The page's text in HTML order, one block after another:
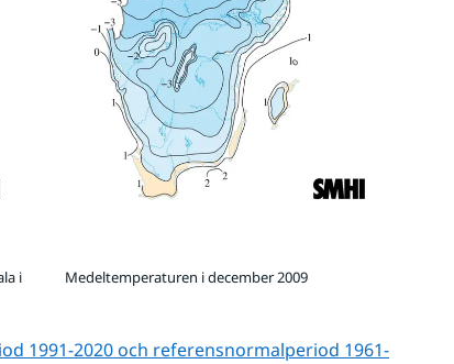
i
Medeltemperaturen i december 2009
1991-2020 och referens­normalperiod 1961-